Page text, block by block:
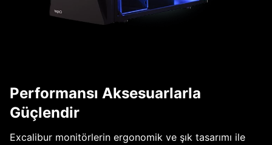
Performansı Aksesuarlarla
Güçlendir
Excalibur monitörlerin ergonomik ve şık tasarımı ile